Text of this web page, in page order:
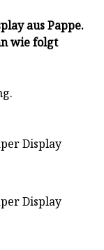
aus Pappe.
wie folgt